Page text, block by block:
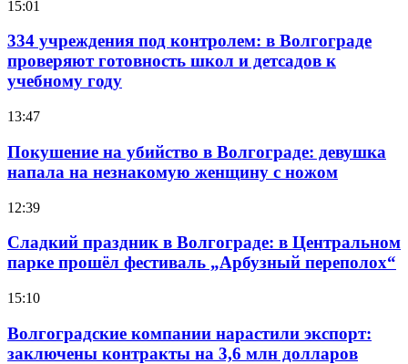
15:01
334 учреждения под контролем: в Волгограде
проверяют готовность школ и детсадов к
учебному году
13:47
Покушение на убийство в Волгограде: девушка
напала на незнакомую женщину с ножом
12:39
Сладкий праздник в Волгограде: в Центральном
парке прошёл фестиваль „Арбузный переполох“
15:10
Волгоградские компании нарастили экспорт:
заключены контракты на 3,6 млн долларов